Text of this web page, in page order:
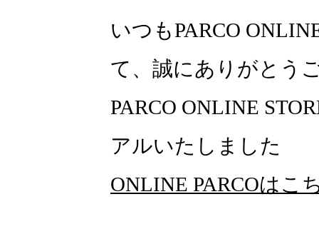
いつもPARCO
て、誠にありがとう
PARCO ONLINE
アルいたしました
ONLINE PARCOはこ